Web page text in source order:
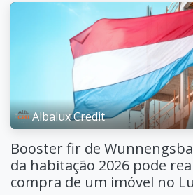
Albalux Credit
Booster fir de
da habitação 2026 pode
compra de um imóvel no